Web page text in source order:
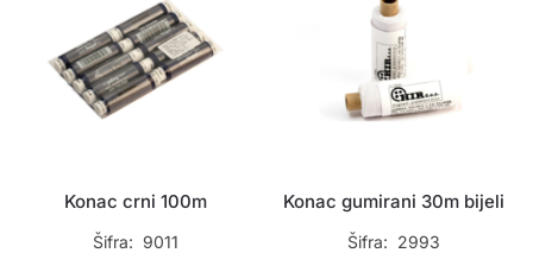
Konac crni 100m
Šifra: 9011
Konac gumirani 30m bijeli
Šifra: 2993